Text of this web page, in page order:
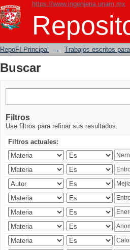
https://www.ingenieria.unam.mx
Buscar
RepoFI Principal → Trabajos escritos
Buscar
Filtros
Use filtros para refinar sus resultados.
Filtros actuales: